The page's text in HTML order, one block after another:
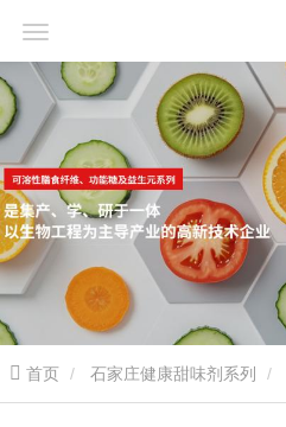
首页 石家庄健康甜味剂系列